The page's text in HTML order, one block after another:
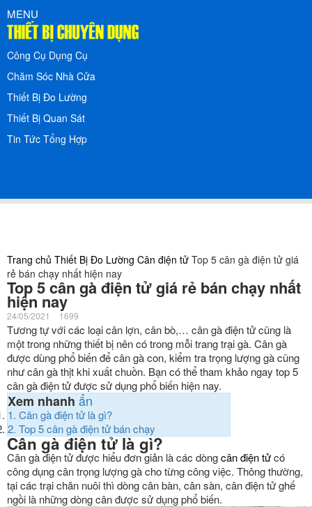
MENU
Công Cụ Dụng Cụ
Chăm Sóc Nhà Cửa
Thiết Bị Đo Lường
Thiết Bị Quan Sát
Tin Tức Tổng Hợp
Trang chủ Thiết Bị Đo Lường Cân điện tử Top 5 cân gà điện tử giá
rẻ bán chạy nhất hiện nay
Top 5 cân gà điện tử giá rẻ bán chạy nhất
hiện nay
24/05/2021 1699
Tương tự với các loại cân lợn, cân bò,… cân gà điện tử cũng là
một trong những thiết bị nên có trong mỗi trang trại gà. Cân gà
được dùng phổ biến để cân gà con, kiểm tra trọng lượng gà cũng
như cân gà thịt khi xuất chuồn. Bạn có thể tham khảo ngay top 5
cân gà điện tử được sử dụng phổ biến hiện nay.
Xem nhanh ẩn
1. Cân gà điện tử là gì?
2. Top 5 cân gà điện tử bán chạy
Cân gà điện tử là gì?
Cân gà điện tử được hiểu đơn giản là các dòngcân điện tửcó
công dụng cân trọng lượng gà cho từng công việc. Thông thường,
tại các trại chăn nuôi thì dòng cân bàn, cân sàn, cân điện tử ghế
ngồi là những dòng cân được sử dụng phổ biến.